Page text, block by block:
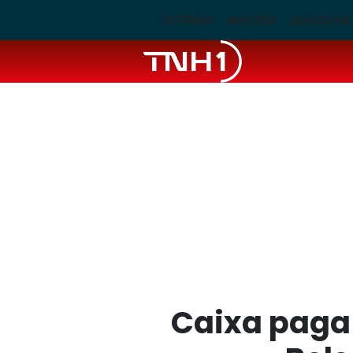
ÚLTIMAS MACEIÓ ALAGOAS
Caixa